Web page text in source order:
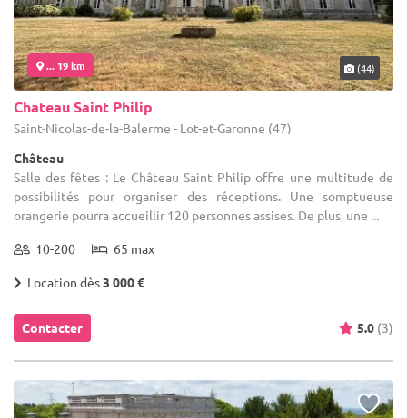
... 19 km (44)
Chateau Saint Philip
Saint-Nicolas-de-la-Balerme - Lot-et-Garonne (47)
Château
Salle des fêtes : Le Château Saint Philip offre une multitude de
possibilités pour organiser des réceptions. Une somptueuse
orangerie pourra accueillir 120 personnes assises. De plus, une ...
10-200 65 max
Location dès3 000 €
Contacter 5.0 (3)